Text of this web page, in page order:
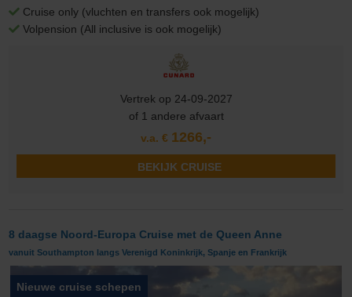
Cruise only (vluchten en transfers ook mogelijk)
Volpension (All inclusive is ook mogelijk)
Vertrek op 24-09-2027
of 1 andere afvaart
v.a. € 1266,-
BEKIJK CRUISE
8 daagse Noord-Europa Cruise met de Queen Anne
vanuit Southampton langs Verenigd Koninkrijk, Spanje en Frankrijk
Nieuwe cruise schepen